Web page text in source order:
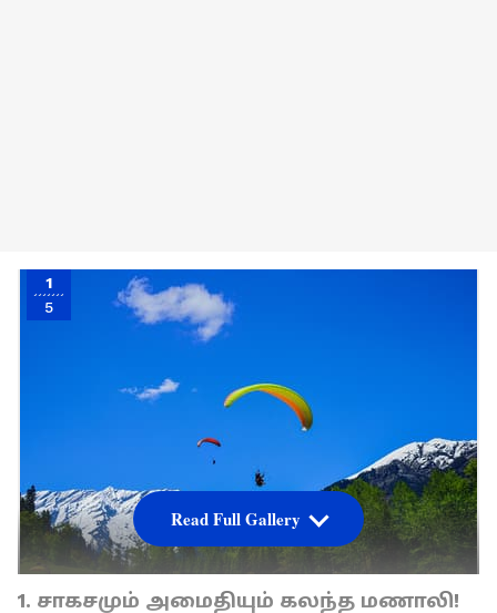
1
5
1. சாகசமும் அமைதியும் கலந்த மணாலி!
Read Full Gallery